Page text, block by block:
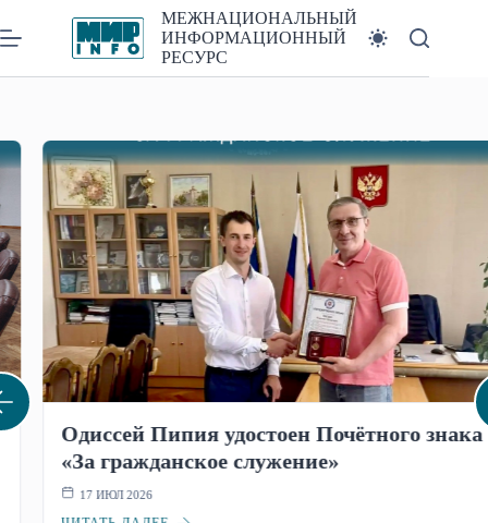
к
сути
МЕЖНАЦИОНАЛЬНЫЙ
ИНФОРМАЦИОННЫЙ
РЕСУРС
Одиссей Пипия удостоен Почётного знака
«За гражданское служение»
17 ИЮЛ 2026